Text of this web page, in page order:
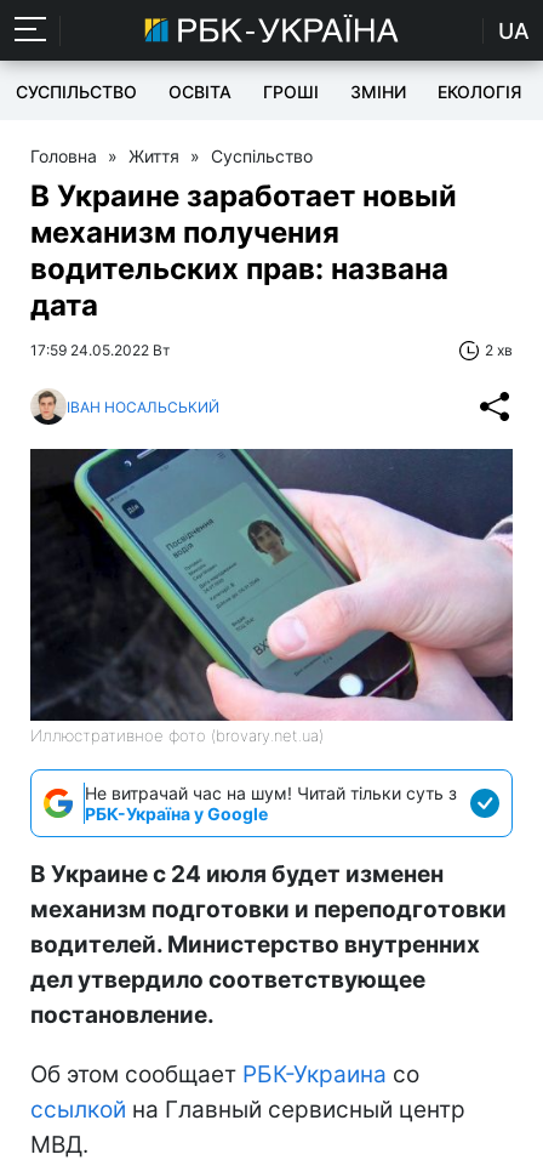
UA
СУСПІЛЬСТВО ОСВІТА ГРОШІ ЗМІНИ ЕКОЛОГІЯ
Головна » Життя » Суспільство
В Украине заработает новый
механизм получения
водительских прав: названа
дата
17:59 24.05.2022 Вт 2 хв
ІВАН НОСАЛЬСЬКИЙ
Иллюстративное фото (brovary.net.ua)
Не витрачай час на шум! Читай тільки суть з
РБК-Україна у Google
В Украине с 24 июля будет изменен
механизм подготовки и переподготовки
водителей. Министерство внутренних
дел утвердило соответствующее
постановление.
Об этом сообщает РБК-Украина со
ссылкой на Главный сервисный центр
МВД.